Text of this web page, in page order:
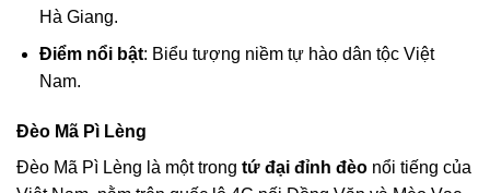
Hà Giang.
Điểm nổi bật: Biểu tượng niềm tự hào dân tộc Việt
Nam.
Đèo Mã Pì Lèng
Đèo Mã Pì Lèng là một trong tứ đại đỉnh đèo nổi tiếng của